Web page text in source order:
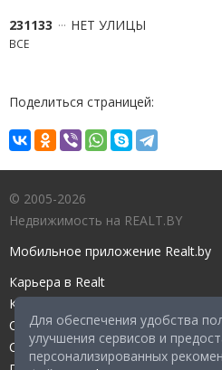
Для обеспечения удобства
улучшения сервисов и
персонализированных
231133 НЕТ УЛИЦЫ
ВСЕ
Поделиться страницей:
© 2005-2026
Недвижимость на REALT.BY
Мобильное приложение Realt.by
Карьера в Realt
Контакты редакции
Справочный центр
Служба поддержки